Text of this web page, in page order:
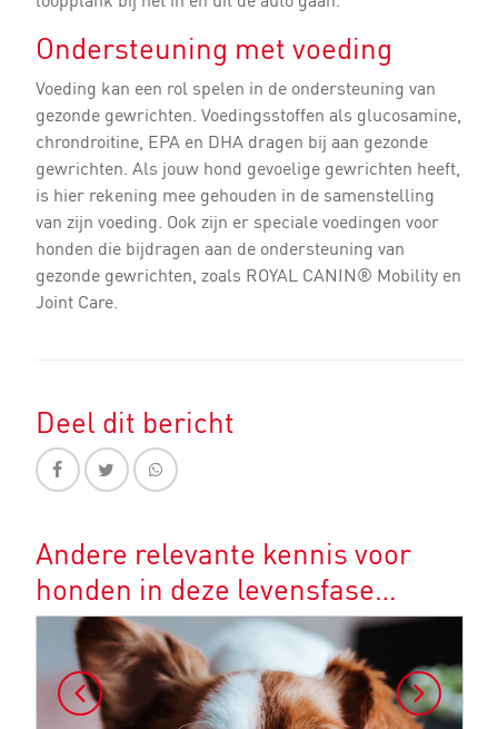
Ondersteuning met voeding
Voeding kan een rol spelen in de ondersteuning van
gezonde gewrichten. Voedingsstoffen als glucosamine,
chrondroitine, EPA en DHA dragen bij aan gezonde
gewrichten. Als jouw hond gevoelige gewrichten heeft,
is hier rekening mee gehouden in de samenstelling
van zijn voeding. Ook zijn er speciale voedingen voor
honden die bijdragen aan de ondersteuning van
gezonde gewrichten, zoals ROYAL CANIN® Mobility en
Joint Care.
Deel dit bericht
Andere relevante kennis voor
honden in deze levensfase…